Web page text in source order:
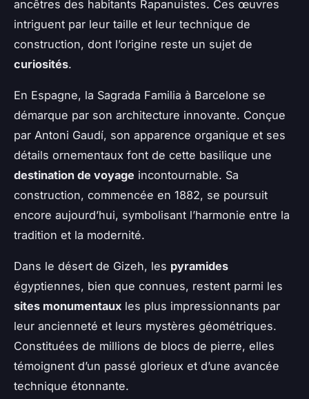
ancêtres des habitants Rapanuistes. Ces œuvres
intriguent par leur taille et leur technique de
construction, dont l’origine reste un sujet de
curiosités.
En Espagne, la Sagrada Familia à Barcelone se
démarque par son architecture innovante. Conçue
par Antoni Gaudí, son apparence organique et ses
détails ornementaux font de cette basilique une
destination de voyage incontournable. Sa
construction, commencée en 1882, se poursuit
encore aujourd’hui, symbolisant l’harmonie entre la
tradition et la modernité.
Dans le désert de Gizeh, les pyramides
égyptiennes, bien que connues, restent parmi les
sites monumentaux les plus impressionnants par
leur ancienneté et leurs mystères géométriques.
Constituées de millions de blocs de pierre, elles
témoignent d’un passé glorieux et d’une avancée
technique étonnante.